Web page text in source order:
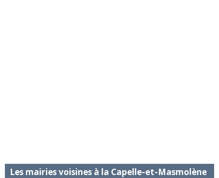
Les mairies voisines à la Capelle-et-Masmolène